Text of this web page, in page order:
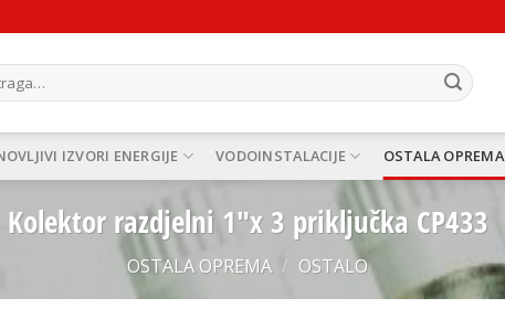
IZVORI ENERGIJE VODOINSTALACIJE OSTALA OPREMA
Kolektor razdjelni 1″x 3 priključka CP433
OSTALA OPREMA / OSTALO